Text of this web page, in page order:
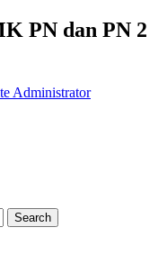
PN dan PN 2
Administrator